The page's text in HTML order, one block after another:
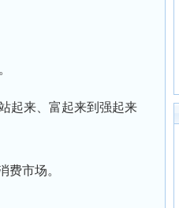
起来、富起来到强起来
费市场。